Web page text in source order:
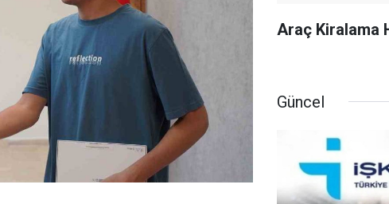
Araç Kiralama
Güncel